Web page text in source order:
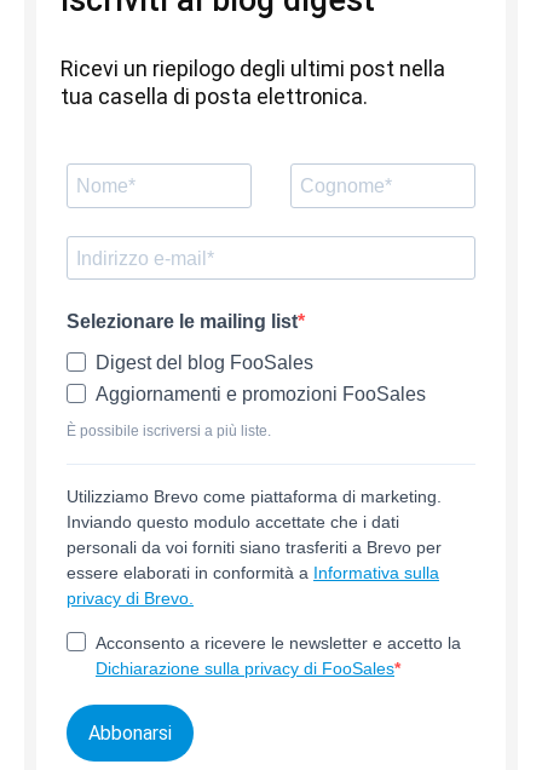
Ricevi un riepilogo degli ultimi post nella
tua casella di posta elettronica.
Selezionare le mailing list
Digest del blog FooSales
Aggiornamenti e promozioni FooSales
È possibile iscriversi a più liste.
Utilizziamo Brevo come piattaforma di marketing.
Inviando questo modulo accettate che i dati
personali da voi forniti siano trasferiti a Brevo per
essere elaborati in conformità a Informativa sulla
privacy di Brevo.
Acconsento a ricevere le newsletter e accetto la
Dichiarazione sulla privacy di FooSales
Abbonarsi